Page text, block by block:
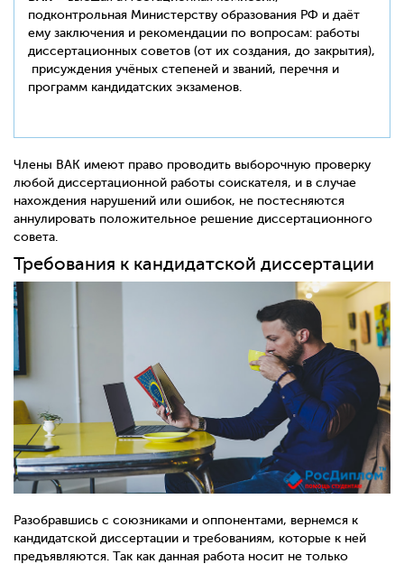
подконтрольная Министерству образования РФ и даёт
ему заключения и рекомендации по вопросам: работы
диссертационных советов (от их создания, до закрытия),
присуждения учёных степеней и званий, перечня и
программ кандидатских экзаменов.
Члены ВАК имеют право проводить выборочную проверку
любой диссертационной работы соискателя, и в случае
нахождения нарушений или ошибок, не постесняются
аннулировать положительное решение диссертационного
совета.
Требования к кандидатской диссертации
Разобравшись с союзниками и оппонентами, вернемся к
кандидатской диссертации и требованиям, которые к ней
предъявляются. Так как данная работа носит не только